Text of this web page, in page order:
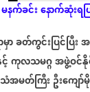
မနက်ခင်းနောက်ဆုံးရ
ာခတ်ကွင်းပြင်ပြီး
ကုလသမဂ္ဂအဖွဲ့ဝင်နို
သံအမတ်ကြီး ဦးကျော်